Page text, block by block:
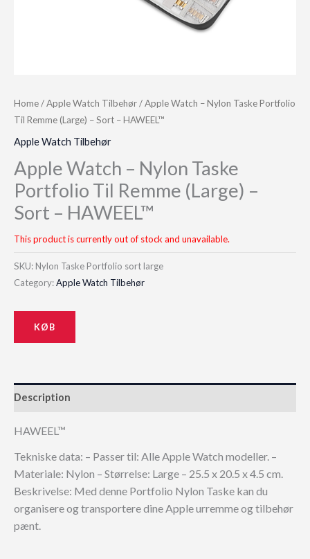
Home/Apple Watch Tilbehør/ Apple Watch – Nylon Taske Portfolio
Til Remme (Large) – Sort – HAWEEL™
Apple Watch Tilbehør
Apple Watch – Nylon Taske
Portfolio Til Remme (Large) –
Sort – HAWEEL™
This product is currently out of stock and unavailable.
SKU: Nylon Taske Portfolio sort large
Category:Apple Watch Tilbehør
KØB
Description
HAWEEL™
Tekniske data: – Passer til: Alle Apple Watch modeller. –
Materiale: Nylon – Størrelse: Large – 25.5 x 20.5 x 4.5 cm.
Beskrivelse: Med denne Portfolio Nylon Taske kan du
organisere og transportere dine Apple urremme og tilbehør
pænt.